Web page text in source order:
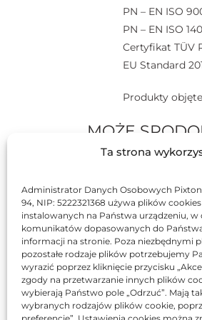
Ta strona
Administrator Danych Osobowych
94, NIP: 5222321368 używa plików
instalowanych na Państwa urządzeniu, w
komunikatów dopasowanych do
informacji na stronie. Poza niezbędnymi
pozostałe rodzaje plików potrzebujemy
wyrazić poprzez kliknięcie przycisku
zgody na przetwarzanie innych plików
wybierają Państwo pole „Odrzuć”. Mają
wybranych rodzajów plików cookie,
PN – EN ISO
PN – EN ISO
Certyfikat TÜV
EU Standard
Produkty
MOŻE
Bęben Asarto
OKI